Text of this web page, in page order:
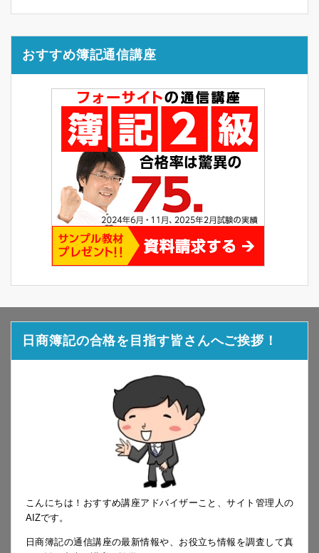
おすすめ簿記通信講座
日商簿記の合格を目指す皆さんへご挨拶！
こんにちは！おすすめ講座アドバイザーこと、サイト管理人の
AIZです。
日商簿記の通信講座の最新情報や、お役立ち情報を調査して真